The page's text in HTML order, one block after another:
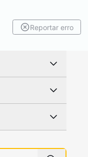
Reportar erro